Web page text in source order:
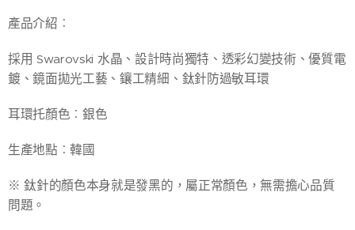
產品介紹︰
採用 Swarovski 水晶、設計時尚獨特、透彩幻變技術、優質電
鍍、鏡面拋光工藝、鑲工精細、鈦針防過敏耳環
耳環托顏色︰銀色
生產地點︰韓國
※ 鈦針的顏色本身就是發黑的，屬正常顏色，無需擔心品質
問題。